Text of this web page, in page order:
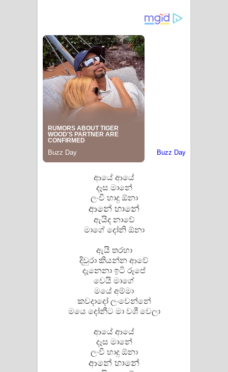
ආයේ ආයේ
දෑස මානේ
ලංවී හාදු ඕනා
ආනේ හානේ
ඇයිද නාවේ
මාගේ දෝනි ඕනා
ඇයි තරහා
දිවුරා කියන්න ආවේ
දැනෙනා ඉටි රූපේ
වෙයි මාගේ
මයේ අම්මා
කවදාදෝ ලංවෙන්නේ
මයෙ දෝනීට මා වශී වෙලා
ආයේ ආයේ
දෑස මානේ
ලංවී හාදු ඕනා
ආනේ හානේ